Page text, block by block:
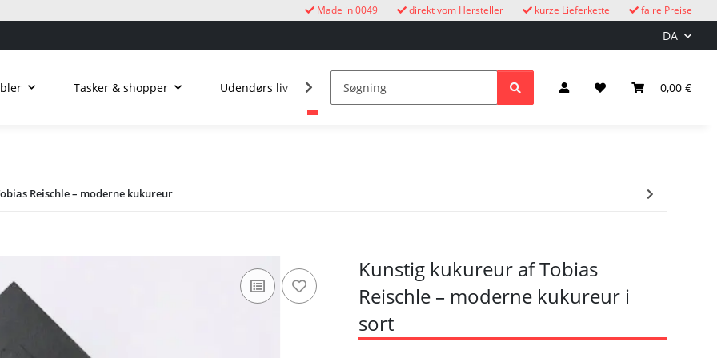
faire Preise
kurze Lieferkette
direkt vom Hersteller
Made in 0049
DA
0,00 €
Tasker & shopper Udendørs liv Kukure Lys & elektricitet
Reischle – moderne kukureur
Kunstig kukureur af Tobias
Reischle – moderne kukureur i
sort